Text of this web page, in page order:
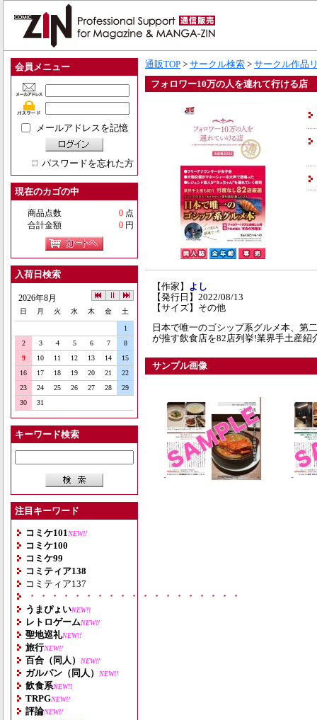
会員メニュー
メールアドレスを記憶
パスワードを忘れた方
現在のカゴの中
商品点数 0 点
合計金額
0 円
入荷日検索
2026年8月
日 月 火 水 木 金 土
1
2
3 4 5 6 7
8
9
10 11 12 13 14
15
16
17 18 19 20 21
22
23
24 25 26 27 28
29
30
31
キーワード検索
注目キーワード
コミケ101 NEW!!
コミケ100
コミケ99
コミティア138
コミティア137
・・・・・・・・・・・・・・・・・・・
うまぴょいNEW!!
レトロゲームNEW!!
聖地巡礼NEW!!
旅行NEW!!
百合（同人） NEW!!
ガルパン（同人） NEW!!
飲食系NEW!!
TRPGNEW!!
評論NEW!!
通販TOP > サークル検索 > サークル作品
フォロワー10万の人を連れて行ける店
【作家】 よし
【発行日】2022/08/13
【サイズ】その他
日本で唯一のゴシップ系グルメ本、
が推す飲食店を82店列挙!業界手土産紹
サンプル画像